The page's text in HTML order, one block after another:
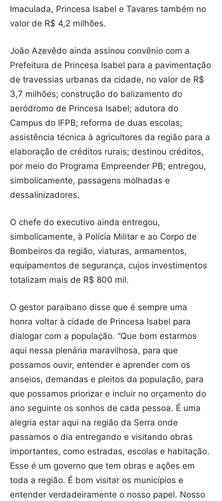
Imaculada, Princesa Isabel e Tavares também no
valor de R$ 4,2 milhões.
João Azevêdo ainda assinou convênio com a
Prefeitura de Princesa Isabel para a pavimentação
de travessias urbanas da cidade, no valor de R$
3,7 milhões; construção do balizamento do
aeródromo de Princesa Isabel; adutora do
Campus do IFPB; reforma de duas escolas;
assistência técnica à agricultores da região para a
elaboração de créditos rurais; destinou créditos,
por meio do Programa Empreender PB; entregou,
simbolicamente, passagens molhadas e
dessalinizadores.
O chefe do executivo ainda entregou,
simbolicamente, à Polícia Militar e ao Corpo de
Bombeiros da região, viaturas, armamentos,
equipamentos de segurança, cujos investimentos
totalizam mais de R$ 800 mil.
O gestor paraibano disse que é sempre uma
honra voltar à cidade de Princesa Isabel para
dialogar com a população. “Que bom estarmos
aqui nessa plenária maravilhosa, para que
possamos ouvir, entender e aprender com os
anseios, demandas e pleitos da população, para
que possamos priorizar e incluir no orçamento do
ano seguinte os sonhos de cada pessoa. É uma
alegria estar aqui na região da Serra onde
passamos o dia entregando e visitando obras
importantes, como estradas, escolas e habitação.
Esse é um governo que tem obras e ações em
toda a região. É bom visitar os municípios e
entender verdadeiramente o nosso papel. Nosso